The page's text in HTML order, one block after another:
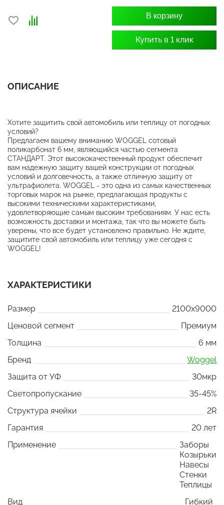
В корзину
Купить в 1 клик
ОПИСАНИЕ
Хотите защитить свой автомобиль или теплицу от погодных
условий?
Предлагаем вашему вниманию WOGGEL сотовый
поликарбонат 6 мм, являющийся частью сегмента
СТАНДАРТ. Этот высококачественный продукт обеспечит
вам надежную защиту вашей конструкции от погодных
условий и долговечность, а также отличную защиту от
ультрафиолета. WOGGEL - это одна из самых качественных
торговых марок на рынке, предлагающая продукты с
высокими техническими характеристиками,
удовлетворяющие самым высоким требованиям. У нас есть
возможность доставки и монтажа, так что вы можете быть
уверены, что все будет установлено правильно. Не ждите,
защитите свой автомобиль или теплицу уже сегодня с
WOGGEL!
ХАРАКТЕРИСТИКИ
Размер
2100x9000
Ценовой сегмент
Премиум
Толщина
6 мм
Бренд
Woggel
Защита от УФ
30мкр
Светопропускание
35-45%
Структура ячейки
2R
Гарантия
20 лет
Применение
Заборы
Козырьки
Навесы
Стенки
Теплицы
Вид
Гибкий